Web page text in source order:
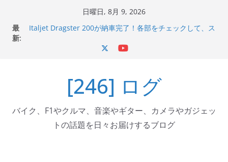
日曜日, 8月 9, 2026
最
新:
Italjet Dragster 200が納車完了！各部をチェックして、ス
器エフェクターが返礼品でもらえる！
Italjet Dragster 200のフロントISSサスの動きが判ったら
コーナリングが楽しくなった
[246] ログ
バイク、F1やクルマ、音楽やギター、カメラやガジェッ
トの話題を日々お届けするブログ